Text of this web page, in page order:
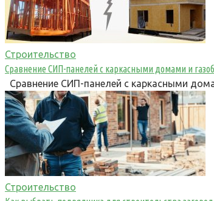
Строительство
Сравнение СИП-панелей с каркасными домами и
Сравнение СИП-панелей с каркасными
Строительство